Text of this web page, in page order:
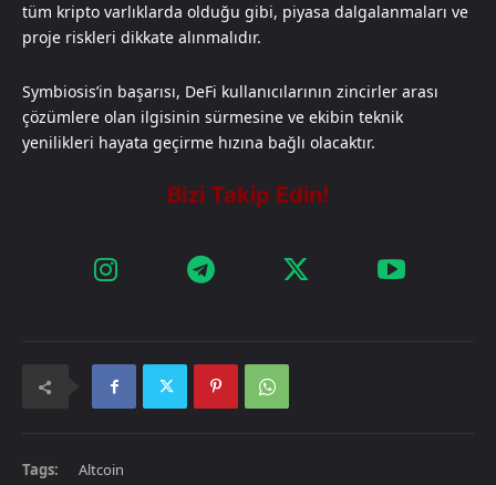
tüm kripto varlıklarda olduğu gibi, piyasa dalgalanmaları ve
proje riskleri dikkate alınmalıdır.
Symbiosis’in başarısı, DeFi kullanıcılarının zincirler arası
çözümlere olan ilgisinin sürmesine ve ekibin teknik
yenilikleri hayata geçirme hızına bağlı olacaktır.
Tags: Altcoin